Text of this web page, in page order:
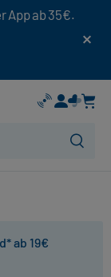
App ab 35€.
ab 19€